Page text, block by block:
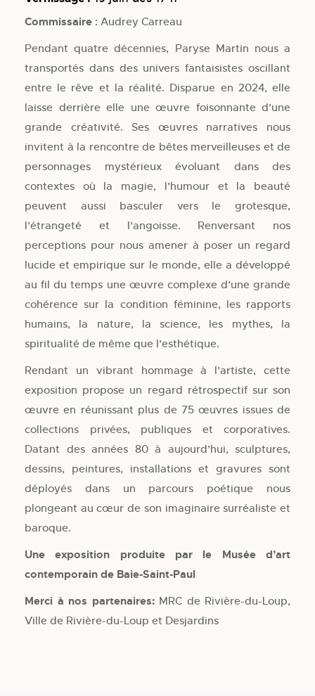
Commissaire : Audrey Carreau
Pendant quatre décennies, Paryse Martin nous a
transportés dans des univers fantaisistes oscillant
entre le rêve et la réalité. Disparue en 2024, elle
laisse derrière elle une œuvre foisonnante d’une
grande créativité. Ses œuvres narratives nous
invitent à la rencontre de bêtes merveilleuses et de
personnages mystérieux évoluant dans des
contextes où la magie, l’humour et la beauté
peuvent aussi basculer vers le grotesque,
l’étrangeté et l’angoisse. Renversant nos
perceptions pour nous amener à poser un regard
lucide et empirique sur le monde, elle a développé
au fil du temps une œuvre complexe d’une grande
cohérence sur la condition féminine, les rapports
humains, la nature, la science, les mythes, la
spiritualité de même que l’esthétique.
Rendant un vibrant hommage à l’artiste, cette
exposition propose un regard rétrospectif sur son
œuvre en réunissant plus de 75 œuvres issues de
collections privées, publiques et corporatives.
Datant des années 80 à aujourd’hui, sculptures,
dessins, peintures, installations et gravures sont
déployés dans un parcours poétique nous
plongeant au cœur de son imaginaire surréaliste et
baroque.
Une exposition produite par le Musée d’art
contemporain de Baie-Saint-Paul
Merci à nos partenaires: MRC de Rivière-du-Loup,
Ville de Rivière-du-Loup et Desjardins